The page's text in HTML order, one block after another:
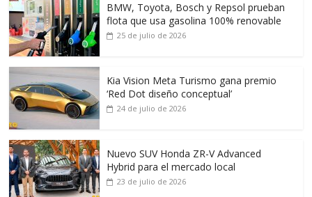
BMW, Toyota, Bosch y Repsol prueban
flota que usa gasolina 100% renovable
25 de julio de 2026
Kia Vision Meta Turismo gana premio
‘Red Dot diseño conceptual’
24 de julio de 2026
Nuevo SUV Honda ZR-V Advanced
Hybrid para el mercado local
23 de julio de 2026